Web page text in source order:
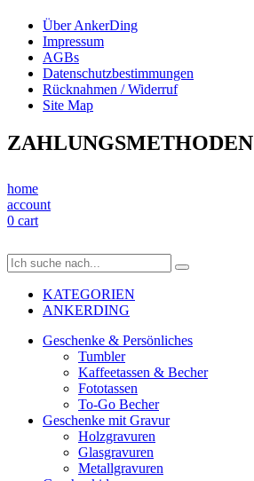
Über AnkerDing
Impressum
AGBs
Datenschutzbestimmungen
Rücknahmen / Widerruf
Site Map
ZAHLUNGSMETHODEN
home
account
0 cart
KATEGORIEN
ANKERDING
Geschenke & Persönliches
Tumbler
Kaffeetassen & Becher
Fototassen
To-Go Becher
Geschenke mit Gravur
Holzgravuren
Glasgravuren
Metallgravuren